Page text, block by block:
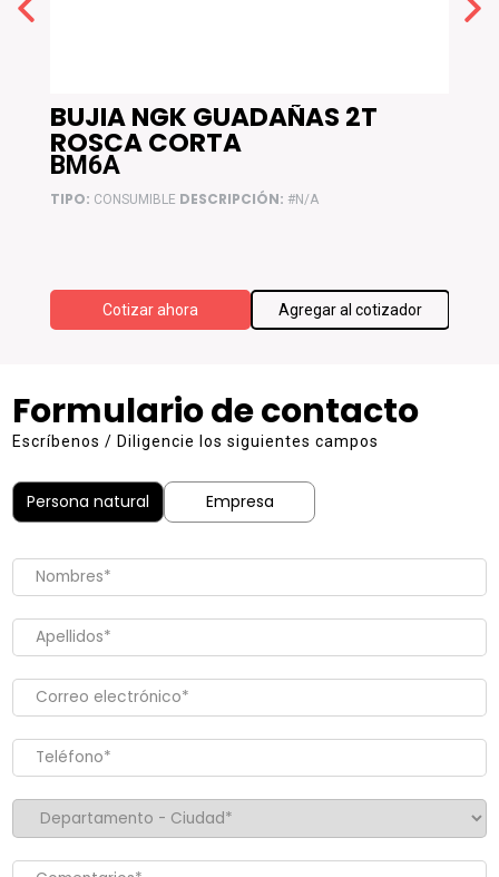
BUJIA NGK GUADAÑAS 2T
ROSCA CORTA
BM6A
TIPO: CONSUMIBLE DESCRIPCIÓN: #N/A
Cotizar ahora Agregar al cotizador
Formulario de contacto
Escríbenos / Diligencie los siguientes campos
Persona natural Empresa